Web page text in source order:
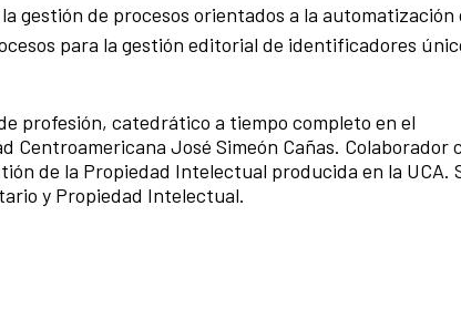
gestión de procesos orientados a la automatización
para la gestión editorial de identificadores
profesión, catedrático a tiempo completo en el
José Simeón Cañas. Colaborador
de la Propiedad Intelectual producida en la UCA.
y Propiedad Intelectual.